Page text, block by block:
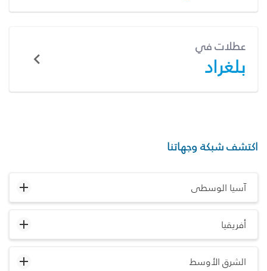
عطلات في
بلغراد
اكتشف شبكة وجهاتنا
آسيا الوسطى
أفريقيا
الشرق الأوسط